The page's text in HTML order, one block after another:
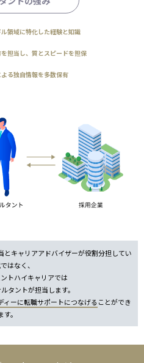
領域に特化した経験と知識
担当し、質とスピードを担保
る独自情報を多数保有
キャリアアドバイザーが役割分担してい
はなく、
トハイキャリアでは
タントが担当します。
ーに転職サポートにつなげる ことができ
す。